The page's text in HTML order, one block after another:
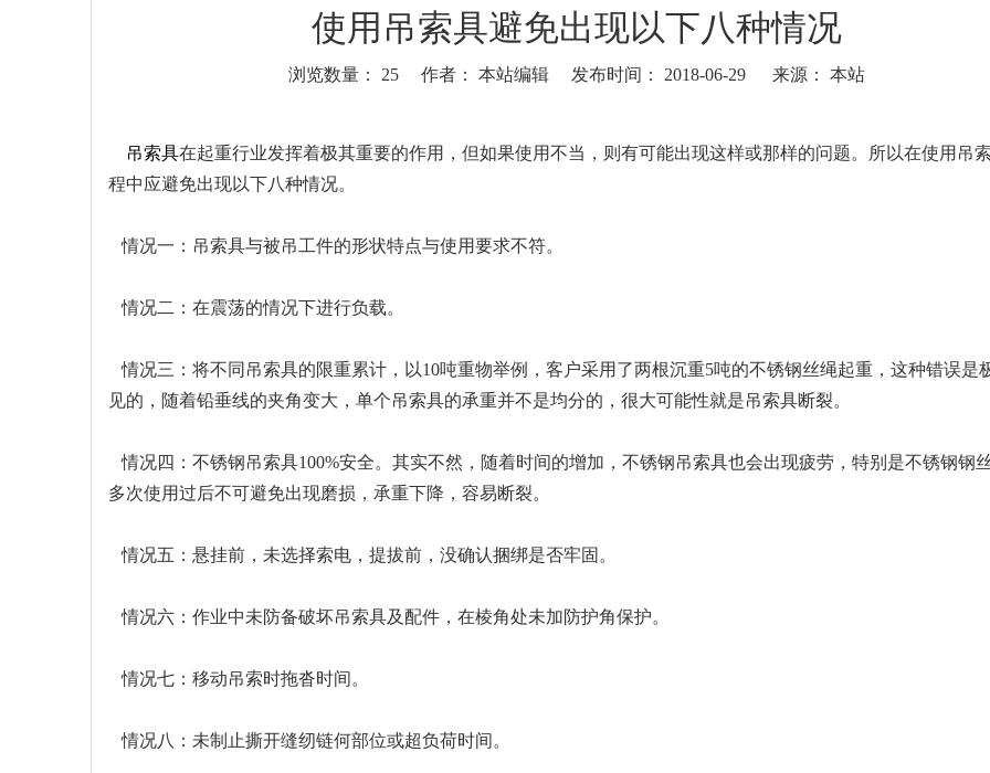
使用吊索具避免出现以下八种情况
浏览数量： 25 作者： 本站编辑 发布时间： 2018-06-29 来源： 本站
吊索具在起重行业发挥着极其重要的作用，但如果使用不当，则有可能出现这样或那样的问题。所以在使用吊
程中应避免出现以下八种情况。
情况一：吊索具与被吊工件的形状特点与使用要求不符。
情况二：在震荡的情况下进行负载。
情况三：将不同吊索具的限重累计，以10吨重物举例，客户采用了两根沉重5吨的不锈钢丝绳起重，这种错误是
见的，随着铅垂线的夹角变大，单个吊索具的承重并不是均分的，很大可能性就是吊索具断裂。
情况四：不锈钢吊索具100%安全。其实不然，随着时间的增加，不锈钢吊索具也会出现疲劳，特别是不锈钢钢
多次使用过后不可避免出现磨损，承重下降，容易断裂。
情况五：悬挂前，未选择索电，提拔前，没确认捆绑是否牢固。
情况六：作业中未防备破坏吊索具及配件，在棱角处未加防护角保护。
情况七：移动吊索时拖沓时间。
情况八：未制止撕开缝纫链何部位或超负荷时间。